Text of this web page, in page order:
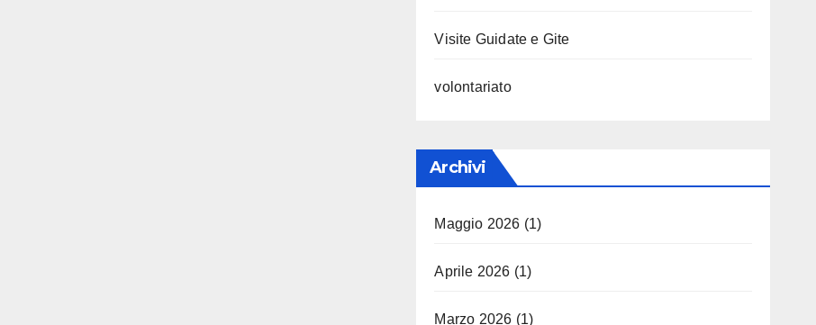
Visite Guidate e Gite
volontariato
Archivi
Maggio 2026 (1)
Aprile 2026 (1)
Marzo 2026 (1)